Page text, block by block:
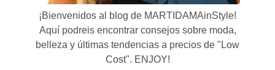
¡Bienvenidos al blog de MARTIDAMAinStyle!
Aquí podreis encontrar consejos sobre moda,
belleza y últimas tendencias a precios de "Low
Cost". ENJOY!